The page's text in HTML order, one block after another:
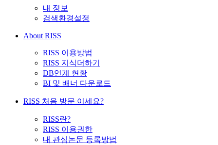
내 정보
검색환경설정
About RISS
RISS 이용방법
RISS 지식더하기
DB연계 현황
BI 및 배너 다운로드
RISS 처음 방문 이세요?
RISS란?
RISS 이용권한
내 관심논문 등록방법